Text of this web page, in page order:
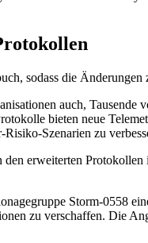
sodass die
auch,
bieten neue
Szenarien zu
erweiterten
Storm-0558
zu verschaffen. Die